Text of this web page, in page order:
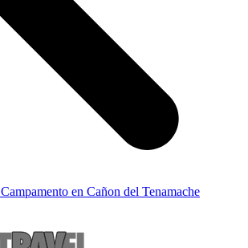
Campamento en Cañon del Tenamache